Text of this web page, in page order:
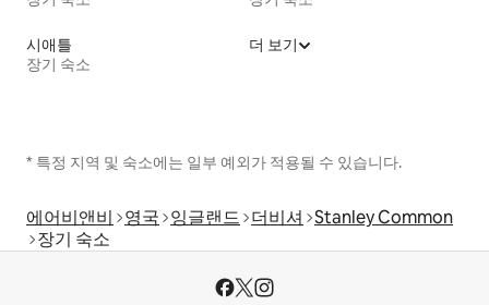
시애틀
장기 숙소
더 보기
* 특정 지역 및 숙소에는 일부 예외가 적용될 수 있습니다.
에어비앤비 영국 잉글랜드 더비셔 Stanley Common
장기 숙소